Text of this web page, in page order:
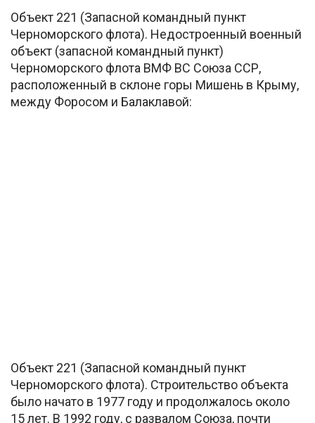
Объект 221 (Запасной командный пункт
Черноморского флота). Недостроенный военный
объект (запасной командный пункт)
Черноморского флота ВМФ ВС Союза ССР,
расположенный в склоне горы Мишень в Крыму,
между Форосом и Балаклавой:
Объект 221 (Запасной командный пункт
Черноморского флота). Строительство объекта
было начато в 1977 году и продолжалось около
15 лет. В 1992 году, с развалом Союза, почти